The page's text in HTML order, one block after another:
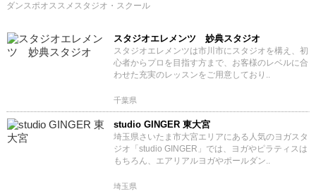
ダンスポオススメスタジオ・スクール
スタジオエレメンツ 妙典スタジオ
スタジオエレメンツは市川市にスタジオを構え、初
心者からプロを目指す方まで、お客様のレベルに合
わせた充実のレッスンをご用意しており..
千葉県
studio GINGER 東大宮
埼玉県さいたま市大宮エリアにある人気のヨガスタ
ジオ「studio GINGER」では、ヨガやピラティスは
もちろん、エアリアルヨガやポールダン..
埼玉県